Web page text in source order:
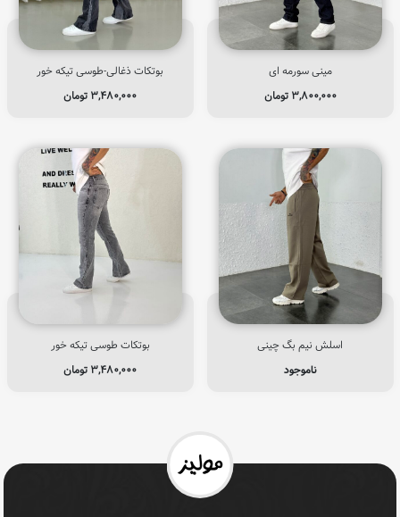
مینی سورمه ای
۳,۸۰۰,۰۰۰ تومان
بوتکات ذغالی-طوسی تیکه خور
۳,۴۸۰,۰۰۰ تومان
اسلش نیم بگ چینی
ناموجود
بوتکات طوسی تیکه خور
۳,۴۸۰,۰۰۰ تومان